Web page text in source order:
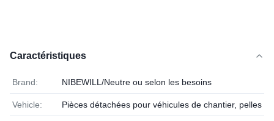
Caractéristiques
Brand: NIBEWILL/Neutre ou selon les besoins
Vehicle: Pièces détachées pour véhicules de chantier, pelles